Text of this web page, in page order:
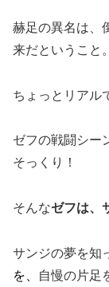
赫足の異名は、
来だということ。
ちょっとリアル
ゼフの戦闘シー
そっくり！
そんなゼフは、
サンジの夢を知
を、
自慢の片足